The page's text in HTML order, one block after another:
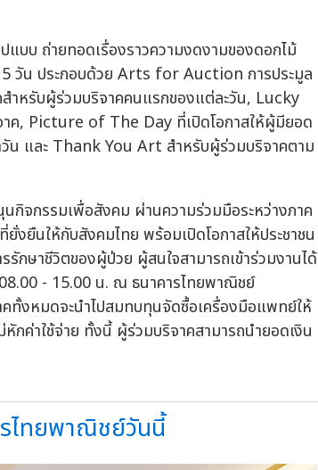
บบ ถ่ายทอดเรื่องราวความงดงามของดอกไม้
วัน ประกอบด้วย Arts for Auction การประมูล
หรับผู้ร่วมบริจาคคนแรกของแต่ละวัน, Lucky
ค, Picture of The Day ที่เปิดโอกาสให้ผู้มียอด
วัน และ Thank You Art สำหรับผู้ร่วมบริจาคตาม
กิจกรรมเพื่อสังคม ผ่านความร่วมมือระหว่างภาค
ยืนให้กับสังคมไทย พร้อมเปิดโอกาสให้ประชาชน
รักษาชีวิตของผู้ป่วย ผู้สนใจสามารถเข้าร่วมงานได้
08.00 - 15.00 น. ณ ธนาคารไทยพาณิชย์
คทั้งหมดจะนำไปสมทบทุนจัดซื้อเครื่องมือแพทย์ให้
ค่าใช้จ่าย ทั้งนี้ ผู้ร่วมบริจาคสามารถนำยอดเงิน
ไทยพาณิชย์วันนี้